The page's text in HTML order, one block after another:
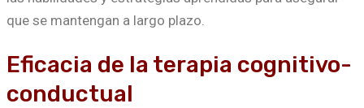
que se mantengan a largo plazo.
Eficacia de la terapia cognitivo-
conductual